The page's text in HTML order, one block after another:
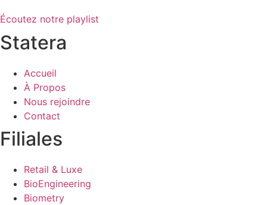
Écoutez notre playlist
Statera
Accueil
À Propos
Nous rejoindre
Contact
Filiales
Retail & Luxe
BioEngineering
Biometry